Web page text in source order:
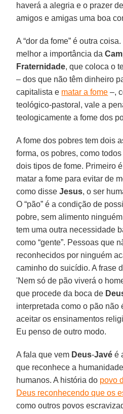
haverá a alegria e o prazer
amigos e amigas uma boa
A “dor da fome” é outra
melhor a importância da
Fraternidade, que coloca o
– dos que não têm dinheiro
capitalista e matar a fome –,
teológico-pastoral, vale a
teologicamente a fome dos
A fome dos pobres tem dois
forma, os pobres, como
dois tipos de fome. Primeiro
matar a fome para evitar de
como disseJesus, o ser
O “pão” é a condição de
pobre, sem alimento
tem uma outra necessidade
como “gente”. Pessoas que
reconhecidos por ninguém
caminho do suicídio. A frase
'Nem só de pão viverá o
que procede da boca de
interpretada como o pão não
aceitar os ensinamentos
Eu penso de outro modo.
A fala que vem Deus-Javé é
que reconhece a
humanos. A história do povo
Deus reconhecendo que os
como outros povos